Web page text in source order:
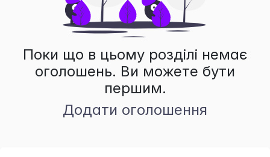
Поки що в цьому розділі немає
оголошень. Ви можете бути
першим.
Додати оголошення